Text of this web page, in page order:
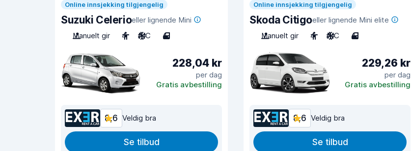
Online innsjekking tilgjengelig
Suzuki Celerioeller lignende Mini
Manuelt gir
4 A/C 4
228,04 kr
per dag
Gratis avbestilling
8,6 Veldig bra
Se tilbud
Online innsjekking tilgjengelig
Skoda Citigoeller lignende Mini elite
Manuelt gir
4 A/C 4
229,26 kr
per dag
Gratis avbestilling
8,6 Veldig bra
Se tilbud